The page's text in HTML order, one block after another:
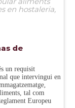
en hostaleria,
de
un requisit
que intervingui en
tal com
Europeu